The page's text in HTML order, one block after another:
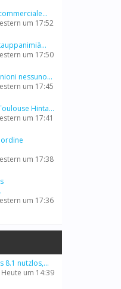
um 17:52
um 17:50
nessuno...
um 17:45
Hinta...
um 17:41
um 17:38
um 17:36
8.1 nutzlos,...
Heute um 14:39